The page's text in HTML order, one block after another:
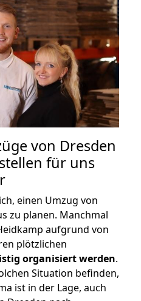
von Dresden
für uns
einen Umzug von
zu planen. Manchmal
aufgrund von
plötzlichen
organisiert werden.
Situation befinden,
ist in der Lage, auch